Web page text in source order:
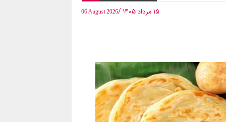
۱۵ مرداد ۱۴۰۵ /
06 August 2026